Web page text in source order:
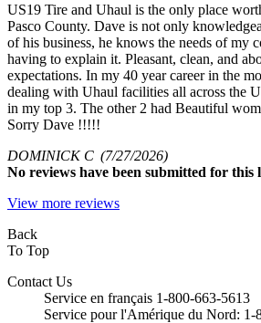
US19 Tire and Uhaul is the only place
Pasco County. Dave is not only
of his business, he knows the needs of my
having to explain it. Pleasant, clean, and
expectations. In my 40 year career in the
dealing with Uhaul facilities all across the
in my top 3. The other 2 had Beautiful
Sorry Dave !!!!!
DOMINICK C (7/27/2026)
No reviews have been submitted for this
View more reviews
Back
To Top
Contact Us
Service en français 1-800-663-5613
Service pour l'Amérique du Nord: